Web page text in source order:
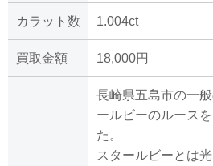
カラット数 1.004ct
買取金額 18,000円
長崎県五島市の一
ールビーのルース
た。
スタールビーとは